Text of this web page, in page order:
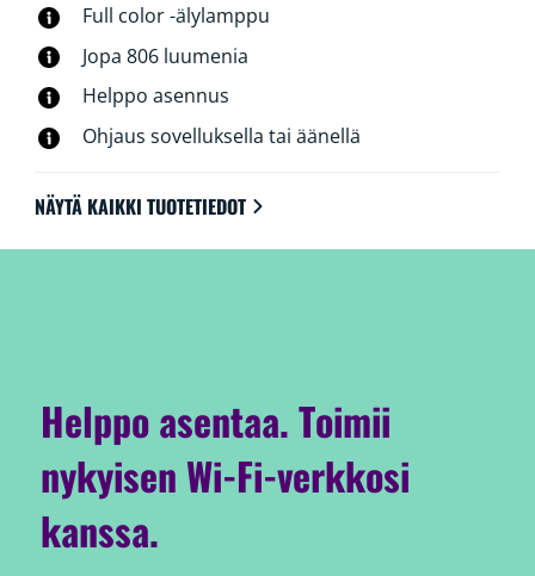
voi yhdistää Wi-Fi-verkkoon ilman lisälaitteita.
Full color -älylamppu
Jopa 806 luumenia
Helppo asennus
Ohjaus sovelluksella tai äänellä
NÄYTÄ KAIKKI TUOTETIEDOT
Helppo asentaa. Toimii
nykyisen Wi-Fi-verkkosi
kanssa.